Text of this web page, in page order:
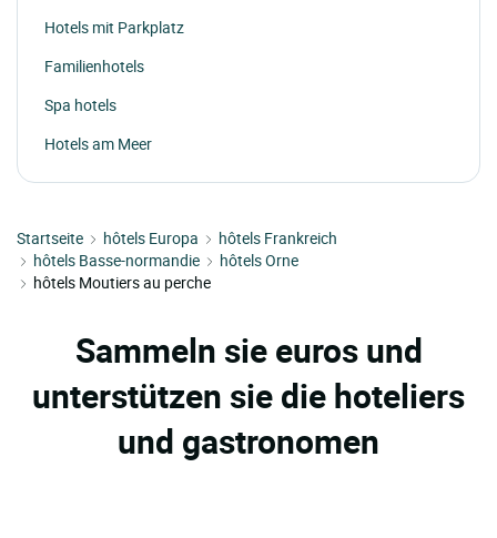
Hotels mit Parkplatz
Familienhotels
Spa hotels
Hotels am Meer
Startseite hôtels Europa
hôtels Frankreich
hôtels Basse-normandie
hôtels Orne
hôtels Moutiers au perche
Sammeln sie euros und
unterstützen sie die hoteliers
und gastronomen